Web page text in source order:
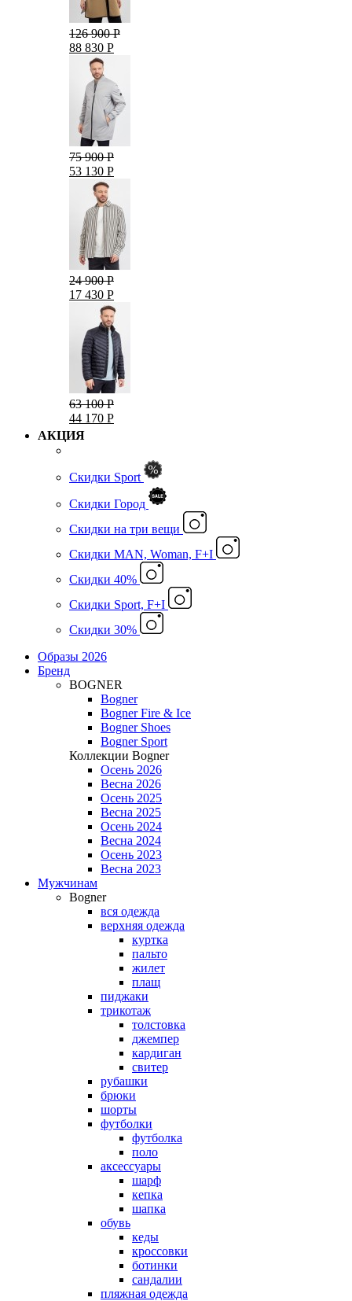
126 900 Р
88 830 Р
75 900 Р
53 130 Р
24 900 Р
17 430 Р
63 100 Р
44 170 Р
АКЦИЯ
Скидки Sport
Скидки Город
Cкидки на три вещи
Скидки MAN, Woman, F+I
Скидки 40%
Скидки Sport, F+I
Скидки 30%
Образы 2026
Бренд
BOGNER
Bogner
Bogner Fire & Ice
Bogner Shoes
Bogner Sport
Коллекции Bogner
Осень 2026
Весна 2026
Осень 2025
Весна 2025
Осень 2024
Весна 2024
Осень 2023
Весна 2023
Мужчинам
Bogner
вся одежда
верхняя одежда
куртка
пальто
жилет
плащ
пиджаки
трикотаж
толстовка
джемпер
кардиган
свитер
рубашки
брюки
шорты
футболки
футболка
поло
аксессуары
шарф
кепка
шапка
обувь
кеды
кроссовки
ботинки
сандалии
пляжная одежда